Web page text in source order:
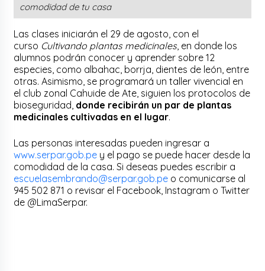
comodidad de tu casa
Las clases iniciarán el 29 de agosto, con el
curso Cultivando plantas medicinales, en donde los
alumnos podrán conocer y aprender sobre 12
especies, como albahac, borrja, dientes de león, entre
otras. Asimismo, se programará un taller vivencial en
el club zonal Cahuide de Ate, siguien los protocolos de
bioseguridad, donde recibirán un par de plantas
medicinales cultivadas en el lugar.
Las personas interesadas pueden ingresar a
www.serpar.gob.pe y el pago se puede hacer desde la
comodidad de la casa. Si deseas puedes escribir a
escuelasembrando@serpar.gob.pe o comunicarse al
945 502 871 o revisar el Facebook, Instagram o Twitter
de @LimaSerpar.